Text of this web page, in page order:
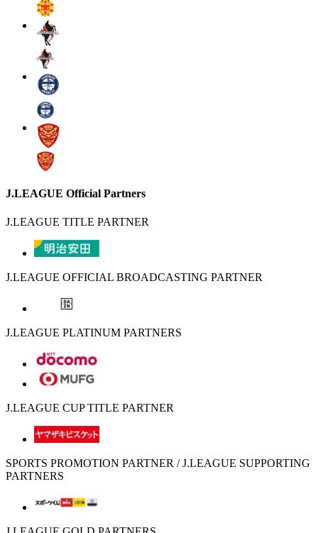
J.LEAGUE Official Partners
J.LEAGUE TITLE PARTNER
J.LEAGUE OFFICIAL BROADCASTING PARTNER
J.LEAGUE PLATINUM PARTNERS
J.LEAGUE CUP TITLE PARTNER
SPORTS PROMOTION PARTNER / J.LEAGUE SUPPORTING
PARTNERS